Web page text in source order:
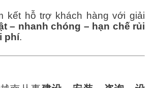
kết hỗ trợ khách hàng với giải
– nhanh chóng – hạn chế rủi
phí.